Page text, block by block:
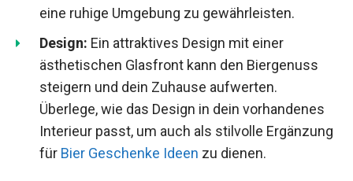
eine ruhige Umgebung zu gewährleisten.
Design: Ein attraktives Design mit einer
ästhetischen Glasfront kann den Biergenuss
steigern und dein Zuhause aufwerten.
Überlege, wie das Design in dein vorhandenes
Interieur passt, um auch als stilvolle Ergänzung
für Bier Geschenke Ideen zu dienen.